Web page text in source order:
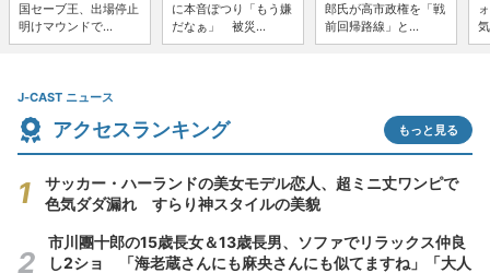
国セーブ王、出場停止
明けマウンドで...
に本音ぽつり「もう嫌
だなぁ」 被災...
郎氏が高市政権を「戦
前回帰路線」と...
J-CAST ニュース
アクセスランキング もっと見る
サッカー・ハーランドの美女モデル恋人、超ミニ丈ワンピで
色気ダダ漏れ すらり神スタイルの美貌
市川團十郎の15歳長女＆13歳長男、ソファでリラックス仲良
し2ショ 「海老蔵さんにも麻央さんにも似てますね」「大人